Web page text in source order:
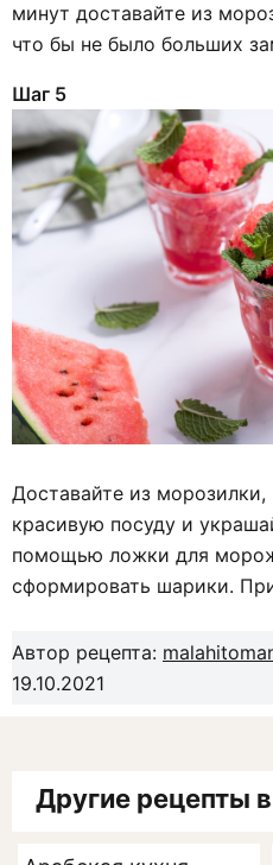
минут доставайте из
что бы не было больших
Шаг 5
Доставайте из морозилки,
красивую посуду и
помощью ложки для
сформировать шарики.
Автор рецепта:
19.10.2021
Другие рецепты